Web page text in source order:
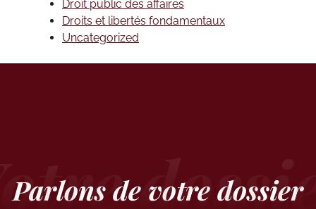
Droit public des affaires
Droits et libertés fondamentaux
Uncategorized
Parlons de votre dossier